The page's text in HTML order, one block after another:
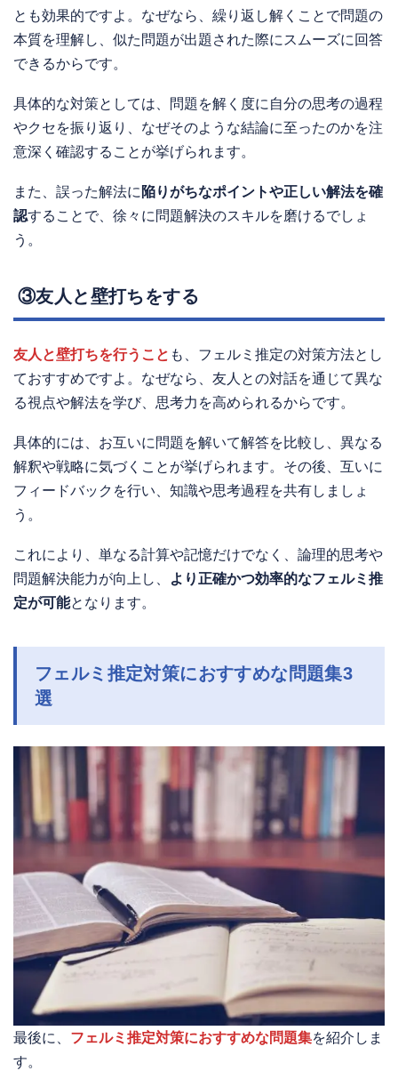
とも効果的ですよ。なぜなら、繰り返し解くことで問題の
本質を理解し、似た問題が出題された際にスムーズに回答
できるからです。
具体的な対策としては、問題を解く度に自分の思考の過程
やクセを振り返り、なぜそのような結論に至ったのかを注
意深く確認することが挙げられます。
また、誤った解法に 陥りがちなポイントや正しい解法を確
認することで、徐々に問題解決のスキルを磨けるでしょ
う。
③友人と壁打ちをする
友人と壁打ちを行うこと も、フェルミ推定の対策方法とし
ておすすめですよ。なぜなら、友人との対話を通じて異な
る視点や解法を学び、思考力を高められるからです。
具体的には、お互いに問題を解いて解答を比較し、異なる
解釈や戦略に気づくことが挙げられます。その後、互いに
フィードバックを行い、知識や思考過程を共有しましょ
う。
これにより、単なる計算や記憶だけでなく、論理的思考や
問題解決能力が向上し、
より正確かつ効率的なフェルミ推
定が可能となります。
フェルミ推定対策におすすめな問題集3
選
最後に、 フェルミ推定対策におすすめな問題集を紹介しま
す。